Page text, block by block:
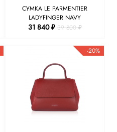
СУМКА LE PARMENTIER
LADYFINGER NAVY
31 840 ₽39 800 ₽
-20%